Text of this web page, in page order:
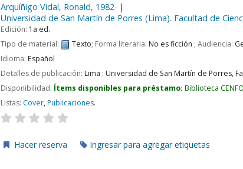
Arquíñigo Vidal, Ronald, 1982-
Universidad de San Martín de Porres (Lima). Facultad de
Edición: 1a ed.
Tipo de material:
Texto; Forma literaria:No es ficción ; Audiencia:
Idioma:Español
Detalles de publicación:Lima : Universidad de San Martín de Porres,
Disponibilidad: Ítems disponibles para préstamo:Biblioteca
Listas: Cover,Publicaciones.
Hacer reserva Ingresar para agregar etiquetas